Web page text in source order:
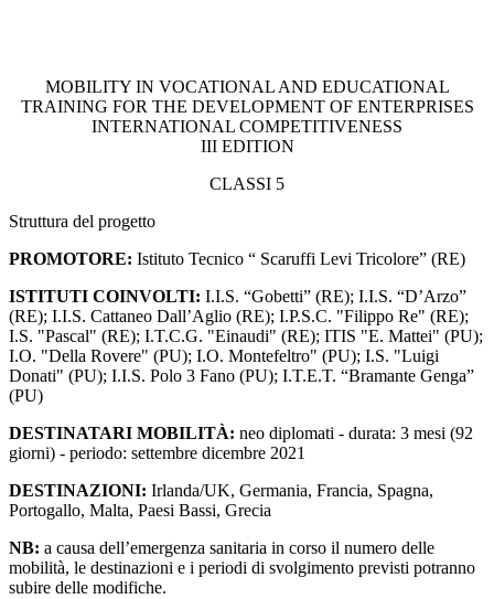
MOBILITY IN VOCATIONAL AND EDUCATIONAL
TRAINING FOR THE DEVELOPMENT OF ENTERPRISES
INTERNATIONAL COMPETITIVENESS
III EDITION
CLASSI 5
Struttura del progetto
PROMOTORE: Istituto Tecnico “ Scaruffi Levi Tricolore” (RE)
ISTITUTI COINVOLTI: I.I.S. “Gobetti” (RE); I.I.S. “D’Arzo”
(RE); I.I.S. Cattaneo Dall’Aglio (RE); I.P.S.C. "Filippo Re" (RE);
I.S. "Pascal" (RE); I.T.C.G. "Einaudi" (RE); ITIS "E. Mattei" (PU);
I.O. "Della Rovere" (PU); I.O. Montefeltro" (PU); I.S. "Luigi
Donati" (PU); I.I.S. Polo 3 Fano (PU); I.T.E.T. “Bramante Genga”
(PU)
DESTINATARI MOBILITÀ: neo diplomati - durata: 3 mesi (92
giorni) - periodo: settembre dicembre 2021
DESTINAZIONI: Irlanda/UK, Germania, Francia, Spagna,
Portogallo, Malta, Paesi Bassi, Grecia
NB: a causa dell’emergenza sanitaria in corso il numero delle
mobilità, le destinazioni e i periodi di svolgimento previsti potranno
subire delle modifiche.